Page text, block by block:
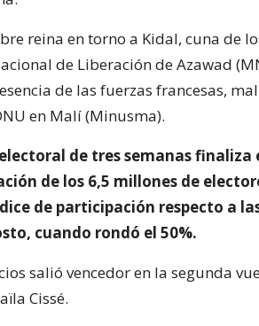
reina en torno a Kidal, cuna de
de Liberación de Azawad
de las fuerzas francesas,
en Malí (Minusma).
de tres semanas finaliza
de los 6,5 millones de
de participación respecto a
cuando rondó el 50%.
salió vencedor en la segunda
Cissé.